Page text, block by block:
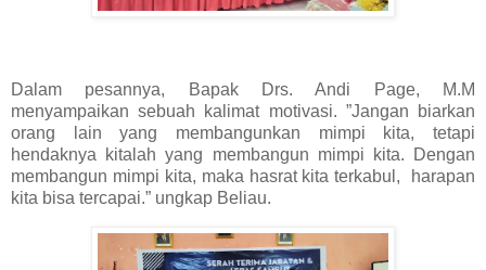
Dalam pesannya, Bapak Drs. Andi Page, M.M
menyampaikan sebuah kalimat motivasi. ”Jangan biarkan
orang lain yang membangunkan mimpi kita, tetapi
hendaknya kitalah yang membangun mimpi kita. Dengan
membangun mimpi kita, maka hasrat kita terkabul, harapan
kita bisa tercapai.” ungkap Beliau.